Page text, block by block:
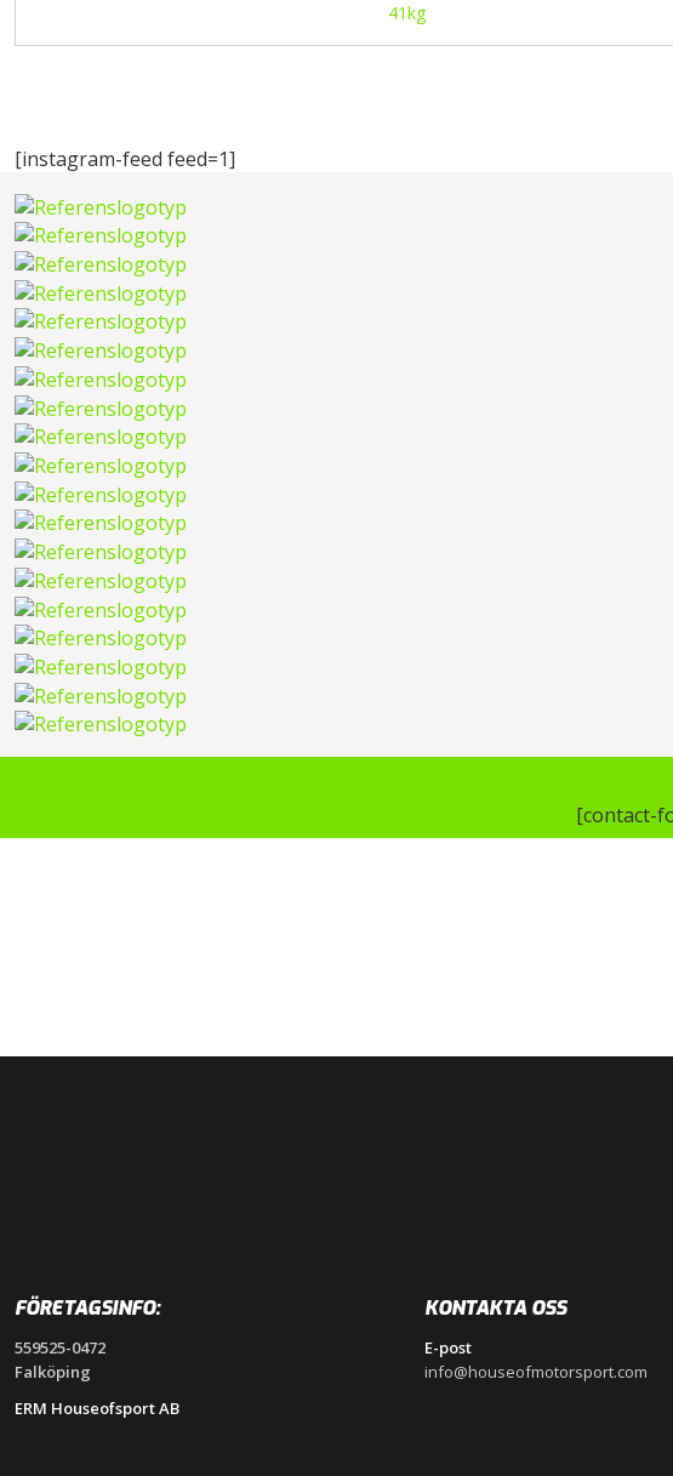
[instagram-feed feed=1]
[contact-
FÖRETAGSINFO:
559525-0472
Falköping
ERM Houseofsport AB
KONTAKTA OSS
E-post
info@houseofmotorsport.com